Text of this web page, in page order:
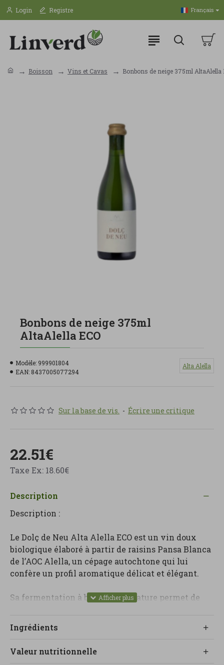
Login Registre Français
Boisson Vins et Cavas Bonbons de neige 375ml AltaAlella
Bonbons de neige 375ml
AltaAlella ECO
Modèle: 999901804
EAN: 8437005077294
Alta Alella
Sur la base de vis. - Écrire une critique
22.51€
Taxe Ex: 18.60€
Description
Description :
Le Dolç de Neu Alta Alella ECO est un vin doux
biologique élaboré à partir de raisins Pansa Blanca
de l’AOC Alella, un cépage autochtone qui lui
confère un profil aromatique délicat et élégant.
Sa fermentation à basse température permet de
douces, fraîches et équilibrées.
Il se distingue par sa texture soyeuse et sa saveur
Ingrédients
Valeur nutritionnelle